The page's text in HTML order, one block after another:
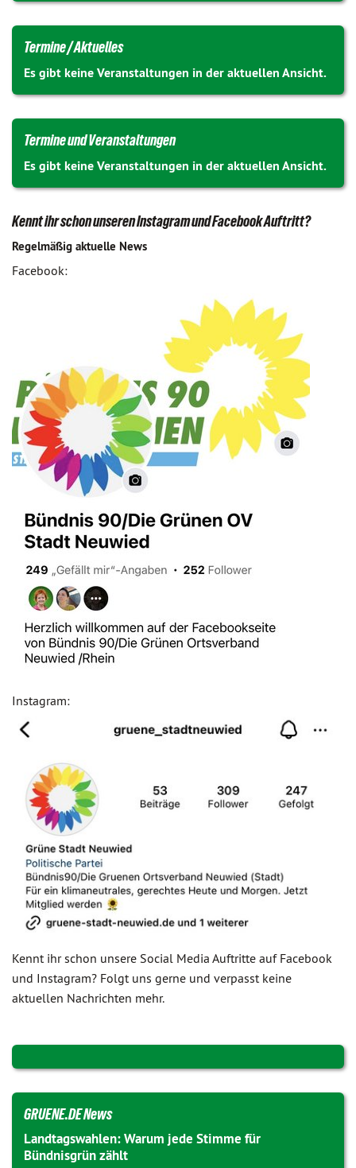
Termine / Aktuelles
Es gibt keine Veranstaltungen in der aktuellen Ansicht.
Termine und Veranstaltungen
Es gibt keine Veranstaltungen in der aktuellen Ansicht.
Kennt ihr schon unseren Instagram und Facebook Auftritt?
Regelmäßig aktuelle News
Facebook:
Instagram:
Kennt ihr schon unsere Social Media Auftritte auf Facebook
und Instagram? Folgt uns gerne und verpasst keine
aktuellen Nachrichten mehr.
GRUENE.DE News
Landtagswahlen: Warum jede Stimme für
Bündnisgrün zählt